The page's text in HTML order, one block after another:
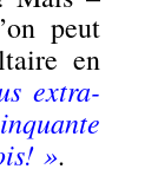
peut
en
extra-
».